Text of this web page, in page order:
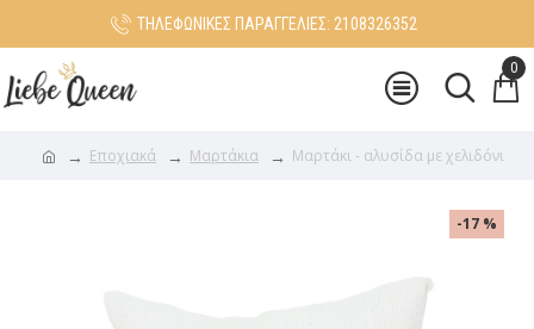
ΤΗΛΕΦΩΝΙΚΕΣ ΠΑΡΑΓΓΕΛΙΕΣ: 2108326352
0
Εποχιακά Μαρτάκια Μαρτάκι - αλυσίδα με χελιδόνι
-17 %